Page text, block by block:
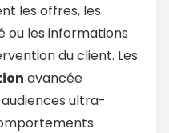
les offres, les
ou les informations
du client. Les
avancée
ultra-